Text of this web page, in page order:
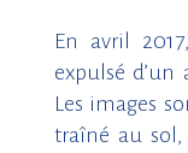
En avril
expulsé
Les images
traîné au sol,